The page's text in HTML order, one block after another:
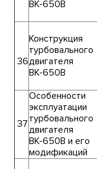
ВК-650В
36
Конструкция
турбовального
двигателя
ВК-650В
37
Особенности
эксплуатации
турбовального
двигателя
ВК-650В и его
модификаций